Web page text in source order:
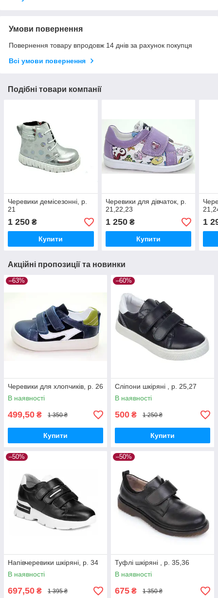
Умови повернення
Повернення товару впродовж 14 днів за рахунок покупця
Всі умови повернення
Подібні товари компанії
Черевики демісезонні, р.
21
1 250 ₴
Купити
Черевики для дівчаток, р.
21,22,23
1 250₴
Купити
1
Акційні пропозиції та новинки
–63%
Черевики для хлопчиків, р. 26
В наявності
499,50 ₴ 1 350 ₴
Купити
–60%
Сліпони шкіряні , р. 25,27
В наявності
500 ₴ 1 250 ₴
Купити
–50%
Напівчеревики шкіряні, р. 34
В наявності
697,50 ₴ 1 395 ₴
–50%
Туфлі шкіряні , р. 35,36
В наявності
675 ₴ 1 350 ₴